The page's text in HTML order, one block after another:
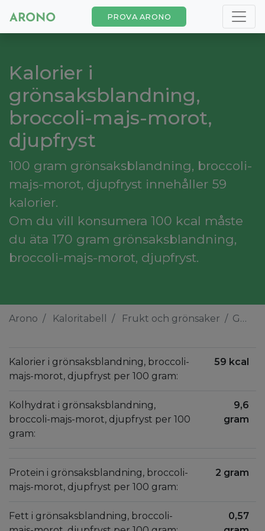
PROVA ARONO
Kalorier i
grönsaksblandning,
broccoli-majs-morot,
djupfryst
100 gram grönsaksblandning, broccoli-
majs-morot, djupfryst innehåller 59
kalorier.
Om du vill konsumera 100 kcal måste
du äta 170 gram grönsaksblandning,
broccoli-majs-morot, djupfryst.
Arono Kaloritabell Frukt och grönsaker Grönsaksblandning, broccoli-majs-morot, djupfryst
Kalorier i grönsaksblandning, broccoli-
majs-morot, djupfryst per 100 gram:
59 kcal
Kolhydrat i grönsaksblandning,
broccoli-majs-morot, djupfryst per 100
gram:
9,6
gram
Protein i grönsaksblandning, broccoli-
majs-morot, djupfryst per 100 gram:
2 gram
Fett i grönsaksblandning, broccoli-
0,57